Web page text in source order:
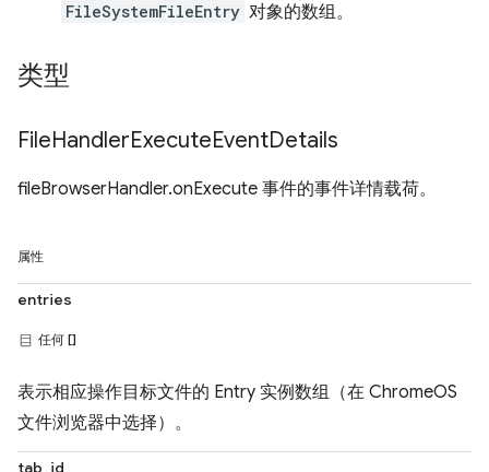
FileSystemFileEntry 对象的数组。
类型
FileHandlerExecuteEventDetails
fileBrowserHandler.onExecute 事件的事件详情载荷。
属性
entries
任何 []
表示相应操作目标文件的 Entry 实例数组（在 ChromeOS
文件浏览器中选择）。
tab_id